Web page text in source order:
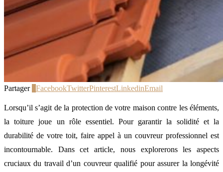
Partager FacebookTwitterPinterestLinkedinEmail
Lorsqu’il s’agit de la protection de votre maison contre les éléments,
la toiture joue un rôle essentiel. Pour garantir la solidité et la
durabilité de votre toit, faire appel à un couvreur professionnel est
incontournable. Dans cet article, nous explorerons les aspects
cruciaux du travail d’un couvreur qualifié pour assurer la longévité